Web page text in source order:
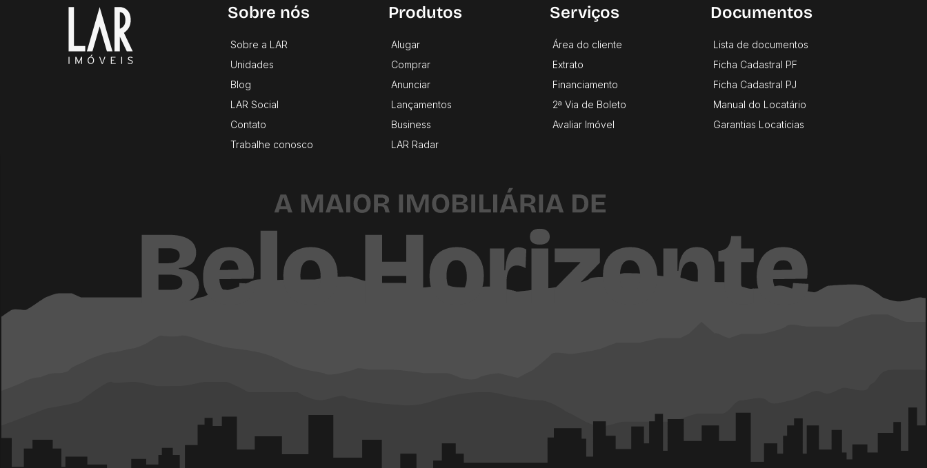
Sobre nós
Sobre a LAR
Unidades
Blog
LAR Social
Contato
Trabalhe conosco
Produtos
Alugar
Comprar
Anunciar
Lançamentos
Business
LAR Radar
Serviços
Área do cliente
Extrato
Financiamento
2ª Via de Boleto
Avaliar Imóvel
Documentos
Lista de documentos
Ficha Cadastral PF
Ficha Cadastral PJ
Manual do Locatário
Garantias Locatícias